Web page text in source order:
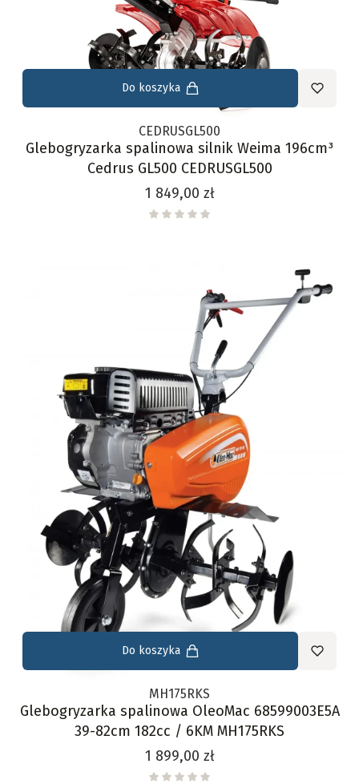
Do koszyka
CEDRUSGL500
Glebogryzarka spalinowa silnik Weima 196cm³
Cedrus GL500 CEDRUSGL500
Cena
1 849,00 zł
Do koszyka
MH175RKS
Glebogryzarka spalinowa OleoMac 68599003E5A
39-82cm 182cc / 6KM MH175RKS
Cena
1 899,00 zł